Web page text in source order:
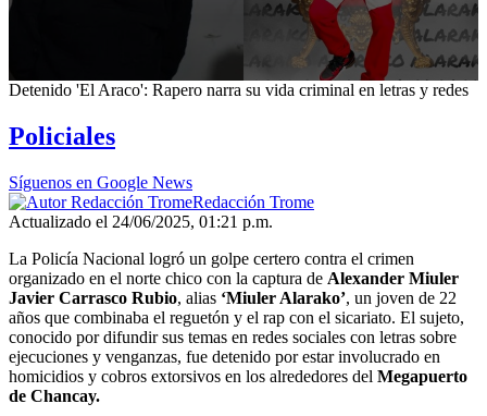
0
of
3
5
seconds
Detenido 'El Araco': Rapero narra su vida criminal en letras y redes
Policiales
Síguenos en Google News
Redacción Trome
Actualizado el 24/06/2025, 01:21 p.m.
La Policía Nacional logró un golpe certero contra el crimen
organizado en el norte chico con la captura de Alexander Miuler
Javier Carrasco Rubio, alias ‘Miuler Alarako’, un joven de 22
años que combinaba el reguetón y el rap con el sicariato. El sujeto,
conocido por difundir sus temas en redes sociales con letras sobre
ejecuciones y venganzas, fue detenido por estar involucrado en
homicidios y cobros extorsivos en los alrededores del Megapuerto
de Chancay.